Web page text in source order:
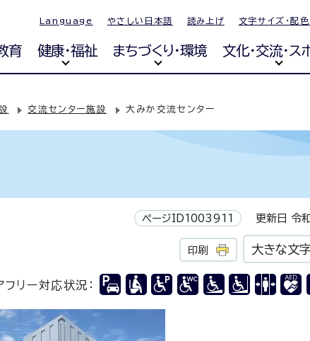
Language やさしい日本語 読み上げ 文字サイズ・配
育 健康・福祉 まちづくり・環境 文化・交流・ス
交流センター施設 大みか交流センター
ページID1003911 更新日 令
印刷 大きな文
フリー対応状況：